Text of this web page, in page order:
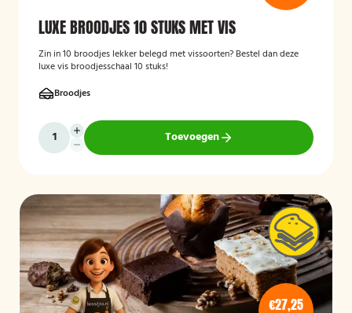
LUXE BROODJES 10 STUKS MET VIS
Zin in 10 broodjes lekker belegd met vissoorten? Bestel dan deze
luxe vis broodjesschaal 10 stuks!
Broodjes
Toevoegen
€27,25